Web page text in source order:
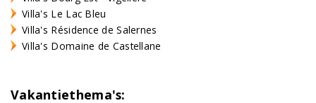
Villa's Le Lac Bleu
Villa's Résidence de Salernes
Villa's Domaine de Castellane
Vakantiethema's: